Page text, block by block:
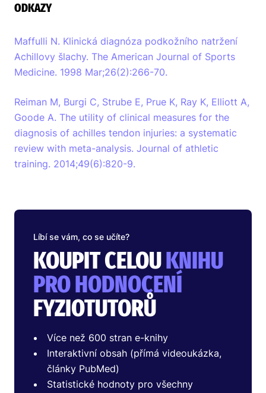
ODKAZY
Maffulli N. Klinická diagnóza podkožního natržení
Achillovy šlachy. The American Journal of Sports
Medicine. 1998 Mar;26(2):266-70.
Reiman M, Burgi C, Strube E, Prue K, Ray K, Elliott A,
Goode A. The utility of clinical measures for the
diagnosis of achilles tendon injuries: a systematic
review with meta-analysis. Journal of athletic
training. 2014;49(6):820-9.
Líbí se vám, co se učíte?
KOUPIT CELOUKNIHU
PRO HODNOCENÍ
FYZIOTUTORŮ
Více než 600 stran e-knihy
Interaktivní obsah (přímá videoukázka,
články PubMed)
Statistické hodnoty pro všechny